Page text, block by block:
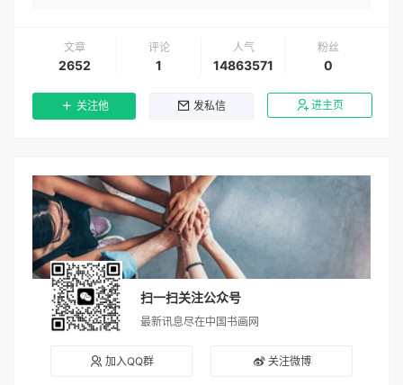
文章
2652
评论
1
人气
14863571
粉丝
0
关注他 发私信 进主页
扫一扫关注公众号
最新讯息尽在中国书画网
加入QQ群 关注微博